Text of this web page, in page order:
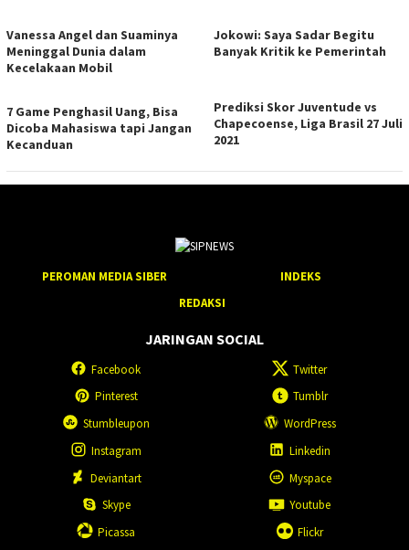
Vanessa Angel dan Suaminya
Meninggal Dunia dalam
Kecelakaan Mobil
Jokowi: Saya Sadar Begitu
Banyak Kritik ke Pemerintah
7 Game Penghasil Uang, Bisa
Dicoba Mahasiswa tapi Jangan
Kecanduan
Prediksi Skor Juventude vs
Chapecoense, Liga Brasil 27 Juli
2021
PEROMAN MEDIA SIBER
INDEKS
REDAKSI
JARINGAN SOCIAL
Facebook
Twitter
Pinterest
Tumblr
Stumbleupon
WordPress
Instagram
Linkedin
Deviantart
Myspace
Skype
Youtube
Picassa
Flickr